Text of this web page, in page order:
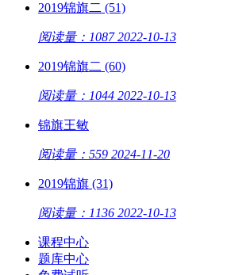
2019锦旗二 (51)
阅读量：1087 2022-10-13
2019锦旗二 (60)
阅读量：1044 2022-10-13
锦旗王敏
阅读量：559 2024-11-20
2019锦旗 (31)
阅读量：1136 2022-10-13
课程中心
题库中心